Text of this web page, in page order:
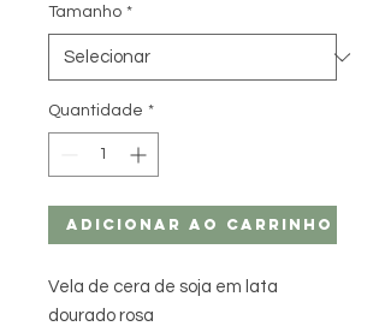
Tamanho *
Quantidade *
Adicionar ao carrinho
Vela de cera de soja em lata
dourado rosa